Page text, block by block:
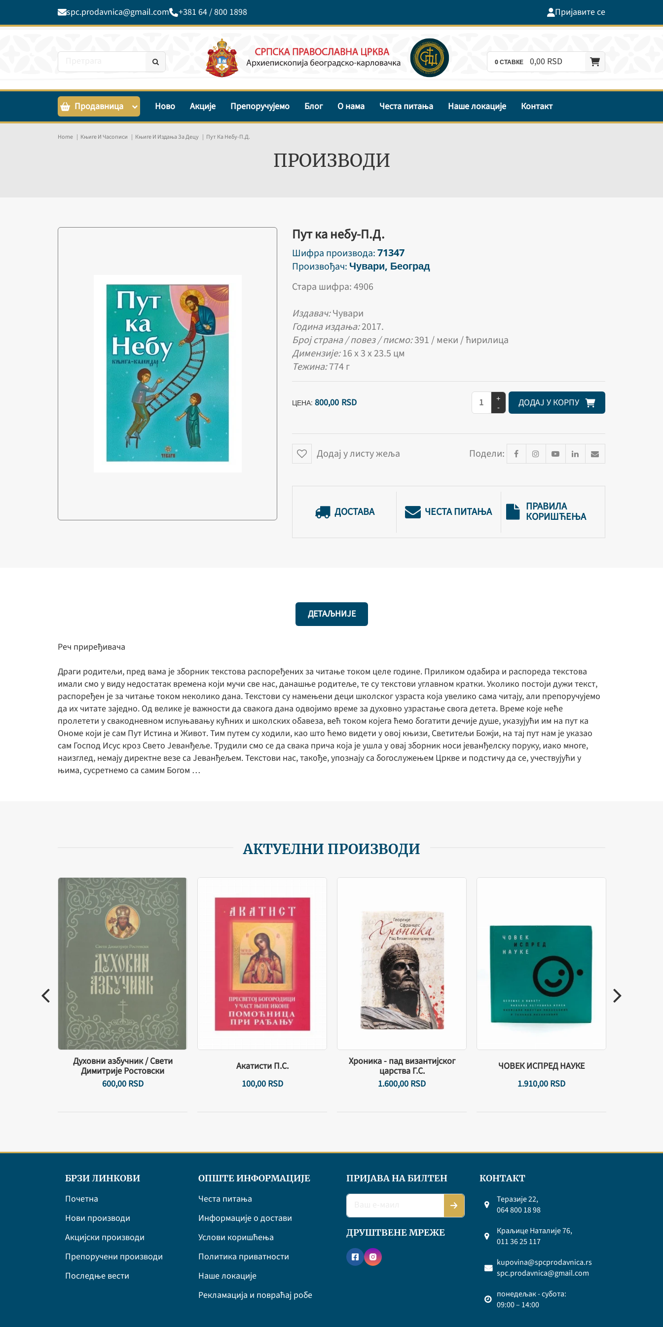
spc.prodavnica@gmail.com +381 64 / 800 1898 Пријавите се
0СТАВКЕ 0,00 RSD
Продавница Ново Акције Препоручујемо Блог О нама Честа питања Наше локације Контакт
Home Књиге И Часописи Књиге И Издања За Децу Пут Ка Небу-П.Д.
ПРОИЗВОДИ
Пут ка небу-П.Д.
Шифра производа:71347
Произвођач: Чувари, Београд
Стара шифра: 4906
Издавач:Чувари
Година издања:2017.
Број страна / повез / писмо:391 / меки / ћирилица
Димензије:16 х 3 х 23.5 цм
Тежина:774 г
ЦЕНА: 800,00 RSD
+
-
Додај у листу жеља Подели:
ДОСТАВА ЧЕСТА ПИТАЊА ПРАВИЛА
КОРИШЋЕЊА
ДЕТАЉНИЈЕ
Реч приређивача
Драги родитељи, пред вама је зборник текстова распоређених за читање током целе године. Приликом одабира и распореда текстова
имали смо у виду недостатак времена који мучи све нас, данашње родитеље, те су текстови углавном кратки. Уколико постоји дужи текст,
распоређен је за читање током неколико дана. Текстови су намењени деци школског узраста која увелико сама читају, али препоручујемо
да их читате заједно. Од велике је важности да свакога дана одвојимо време за духовно узрастање свога детета. Време које неће
пролетети у свакодневном испуњавању кућних и школских обавеза, већ током којега ћемо богатити дечије душе, указујући им на пут ка
Ономе који је сам Пут Истина и Живот. Тим путем су ходили, као што ћемо видети у овој књизи, Светитељи Божји, на тај пут нам је указао
сам Господ Исус кроз Свето Јеванђеље. Трудили смо се да свака прича која је ушла у овај зборник носи јеванђелску поруку, иако многе,
наизглед, немају директне везе са Јеванђељем. Текстови нас, такође, упознају са богослужењем Цркве и подстичу да се, учествујући у
њима, сусретнемо са самим Богом …
АКТУЕЛНИ ПРОИЗВОДИ
Духовни азбучник / Свети
Димитрије Ростовски
600,00 RSD
Акатисти П.С.
100,00 RSD
Хроника - пад византијског
царства Г.С.
1.600,00 RSD
ЧОВЕК ИСПРЕД НАУКЕ
1.910,00 RSD
БРЗИ ЛИНКОВИ
Почетна
Нови производи
Акцијски производи
Препоручени производи
Последње вести
ОПШТЕ ИНФОРМАЦИЈЕ
Честа питања
Информације о достави
Услови коришћења
Политика приватности
Наше локације
Рекламација и повраћај робе
ПРИЈАВА НА БИЛТЕН
ДРУШТВЕНЕ МРЕЖЕ
КОНТАКТ
Теразије 22,
064 800 18 98
Краљице Наталије 76,
011 36 25 117
kupovina@spcprodavnica.rs
spc.prodavnica@gmail.com
понедељак - субота:
09:00 – 14:00